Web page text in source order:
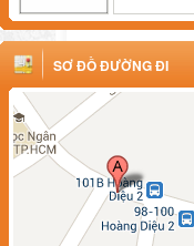
SƠ ĐỒ ĐƯỜNG ĐI